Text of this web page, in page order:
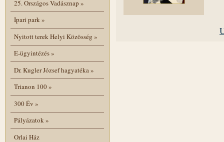
25. Országos Vadásznap »
Ipari park»
Nyitott terek Helyi Közösség »
E-ügyintézés»
Dr. Kugler József hagyatéka»
Trianon 100»
300 Év »
Pályázatok»
Orlai Ház